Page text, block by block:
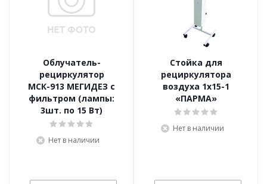
Облучатель-
рециркулятор
МСК-913 МЕГИДЕЗ с
фильтром (лампы:
3шт. по 15 Вт)
Нет в наличии
Стойка для
рециркулятора
воздуха 1х15-1
«ПАРМА»
Нет в наличии